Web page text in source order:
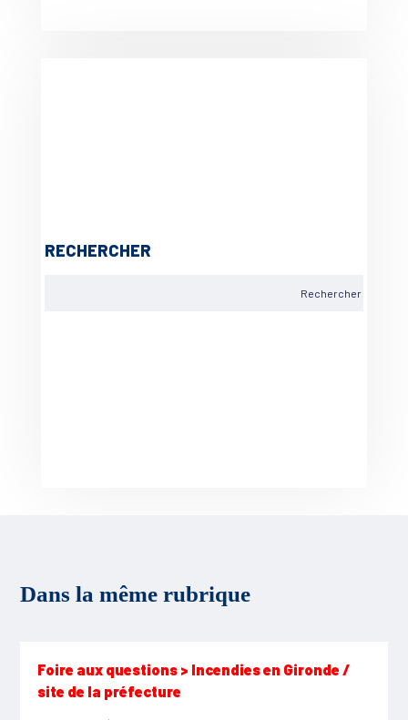
RECHERCHER
Dans la même rubrique
Foire aux questions > Incendies en Gironde /
site de la préfecture